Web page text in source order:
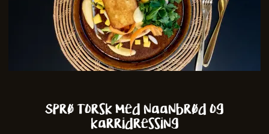
Sprø Torsk med naanbrød og
karridressing